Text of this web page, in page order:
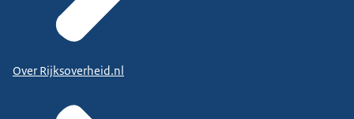
Over Rijksoverheid.nl